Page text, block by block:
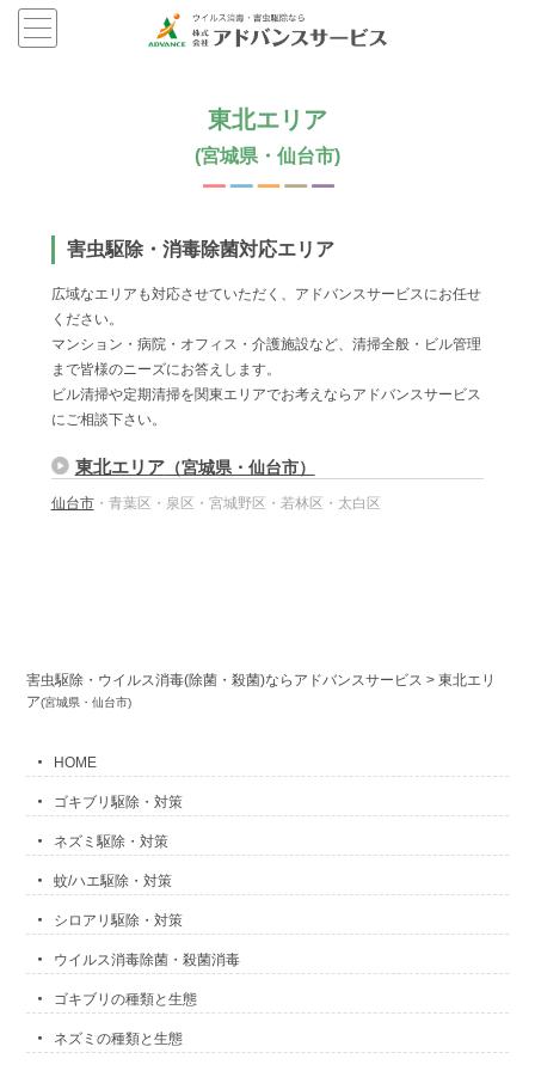
東北エリア
(宮城県・仙台市)
害虫駆除・消毒除菌対応エリア
広域なエリアも対応させていただく、アドバンスサービスにお任せ
ください。
マンション・病院・オフィス・介護施設など、清掃全般・ビル管理
まで皆様のニーズにお答えします。
ビル清掃や定期清掃を関東エリアでお考えならアドバンスサービス
にご相談下さい。
東北エリア（宮城県・仙台市）
仙台市・青葉区・泉区・宮城野区・若林区・太白区
害虫駆除・ウイルス消毒(除菌・殺菌)ならアドバンスサービス >東北エリ
ア(宮城県・仙台市)
HOME
ゴキブリ駆除・対策
ネズミ駆除・対策
蚊/ハエ駆除・対策
シロアリ駆除・対策
ウイルス消毒除菌・殺菌消毒
ゴキブリの種類と生態
ネズミの種類と生態